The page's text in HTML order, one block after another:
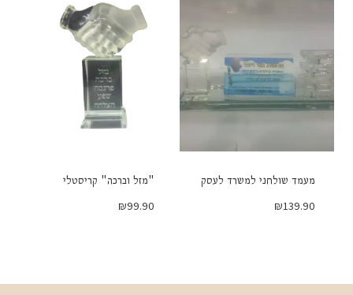
מעמד שולחני למשרד לעסק
₪139.90
"מזל וברכה" קריסטלי
₪99.90